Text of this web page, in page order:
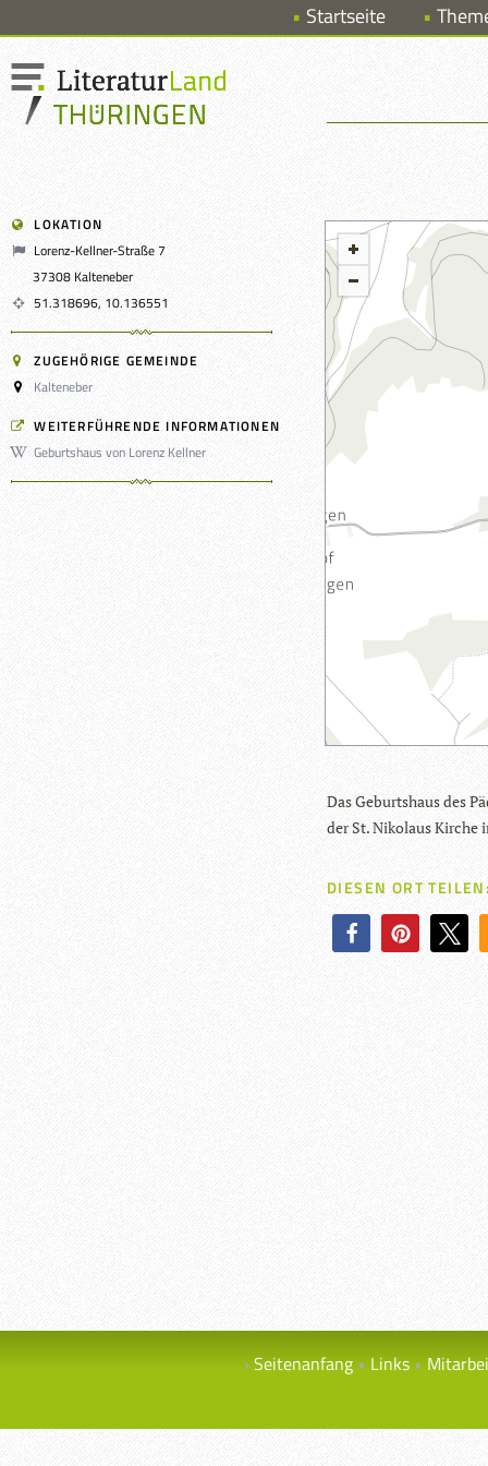
Startseite
LOKATION
Lorenz-Kellner-Straße 7
37308 Kalteneber
51.318696, 10.136551
ZUGEHÖRIGE GEMEINDE
Kalteneber
WEITERFÜHRENDE INFORMATIONEN
Geburtshaus von Lorenz Kellner
Das Geburts­haus des
der St. Niko­laus Kir­che
DIESEN ORT
Seitenanfang Links